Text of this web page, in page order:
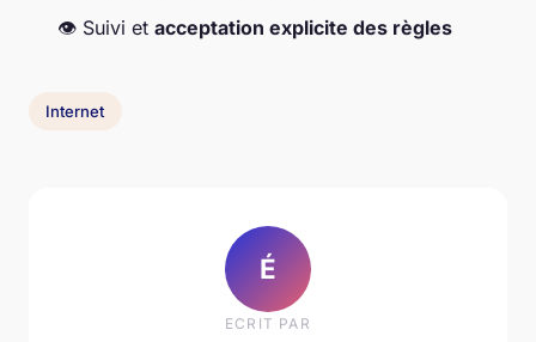
👁 Suivi et acceptation explicite des règles
Internet
É
ECRIT PAR